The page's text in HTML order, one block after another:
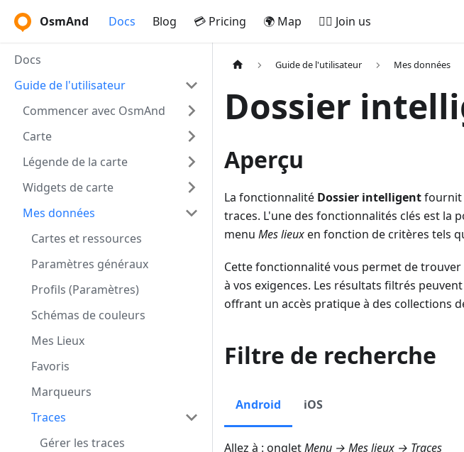
OsmAnd Docs Blog 💳 Pricing 🌍 Map 🚵‍♂️ Join us
Docs
Guide de l'utilisateur
Commencer avec OsmAnd
Carte
Légende de la carte
Widgets de carte
Mes données
Cartes et ressources
Paramètres généraux
Profils (Paramètres)
Schémas de couleurs
Mes Lieux
Favoris
Marqueurs
Traces
Gérer les traces
Guide de l'utilisateur Mes données
Dossier
Aperçu
La fonctionnalité Dossier intelligentfournit
traces. L'une des fonctionnalités clés est la
menu Mes lieuxen fonction de critères tels
Cette fonctionnalité vous permet de
à vos exigences. Les résultats filtrés
offrant un accès pratique à des collections
Filtre de recherche
Android iOS
Allez à : ongletMenu → Mes lieux → Traces